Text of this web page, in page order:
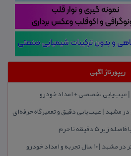
ریپورتاژ آگهی
| عیب‌یابی تخصصی + امداد خودرو
مشهد | عیب‌یابی دقیق و تعمیرگاه حرفه‌ای
دقیقه تا حرم
و امداد خودرو